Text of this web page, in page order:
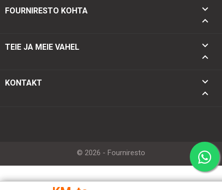
FOURNIRESTO KOHTA


TEIE JA MEIE VAHEL


KONTAKT
keyboard_arrow_down
keyboard_arrow_up
© 2026 - Fourniresto